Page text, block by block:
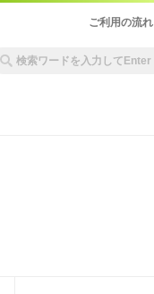
ご利用の流れ